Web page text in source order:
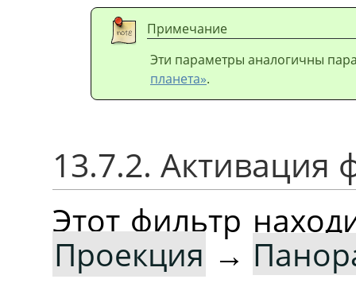
Примечание
Эти параметры аналогичны
планета».
13.7.2. Активация
Этот фильтр
Проекция →